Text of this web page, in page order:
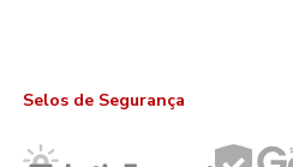
Selos de Segurança